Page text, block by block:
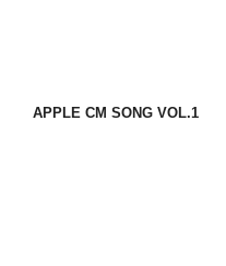
APPLE CM SONG VOL.1